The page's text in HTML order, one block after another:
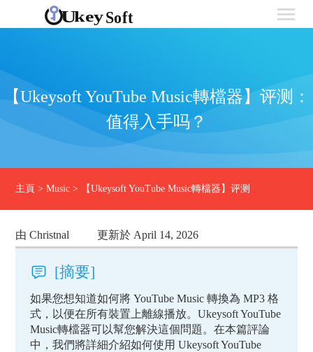
【Ukeysoft YouTube Music轉檔器】评测：
值得入手吗？
主頁 >Music > 【Ukeysoft YouTube Music轉檔器】评测
由 Christnal 更新於 April 14, 2026
[摘要]
如果您想知道如何將 YouTube Music 轉換為 MP3 格
式，以便在所有裝置上離線播放。Ukeysoft YouTube
Music轉檔器可以幫您解決這個問題。在本篇評論
中，我們將詳細介紹如何使用 Ukeysoft YouTube